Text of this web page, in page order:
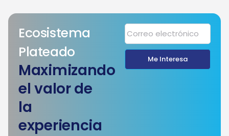
Ecosistema
Plateado
Maximizando
el valor de
la
experiencia
Me Interesa